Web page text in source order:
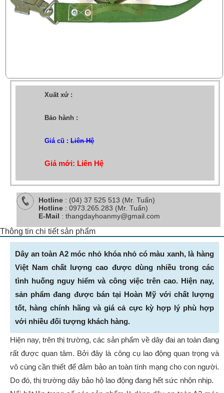
Xuất xứ :
Bảo hành :
Giá cũ :Liên Hệ
Giá mới: Liên Hệ
Hotline : (04) 37 525 513 (Mr. Tuấn)
Hotline : 0973.265.283 (Mr. Tuấn)
E-Mail : thangdayhoanmy@gmail.com
Thông tin chi tiết sản phẩm
Dây an toàn A2 móc nhỏ khóa nhỏ có màu xanh, là hàng
Việt Nam chất lượng cao được dùng nhiều trong các
tình huống nguy hiểm và công việc trên cao. Hiện nay,
sản phẩm đang được bán tại Hoàn Mỹ với chất lượng
tốt, hàng chính hãng và giá cả cực kỳ hợp lý phù hợp
với nhiều đối tượng khách hàng.
Hiện nay, trên thị trường, các sản phẩm về dây đai an toàn đang
rất được quan tâm. Bởi đây là công cụ lao động quan trọng và
vô cùng cần thiết để đảm bảo an toàn tính mạng cho con người.
Do đó, thị trường dây bảo hộ lao động đang hết sức nhộn nhịp.